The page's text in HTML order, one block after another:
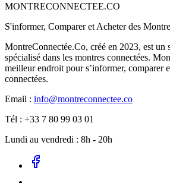
MONTRECONNECTEE.CO
S'informer, Comparer et Acheter des
MontreConnectée.Co, créé en 2023, est un
spécialisé dans les montres connectées.
meilleur endroit pour s’informer, comparer
connectées.
Email : info@montreconnectee.co
Tél : +33 7 80 99 03 01
Lundi au vendredi : 8h - 20h